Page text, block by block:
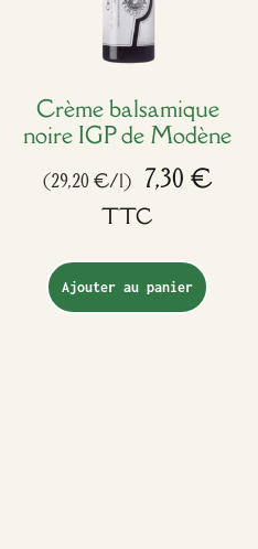
Crème balsamique
noire IGP de Modène
(29,20 €/l) 7,30 €
TTC
Ajouter au panier